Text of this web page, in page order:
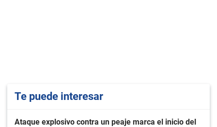
Te puede interesar
Ataque explosivo contra un peaje marca el inicio del